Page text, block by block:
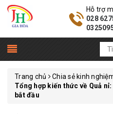
Hỗ trợ
028
Trang chủ
Chia sẻ kinh
Tổng hợp kiến thức về Quả
bắt đầu